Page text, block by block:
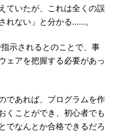
ていたが、これは全くの誤
れない」と分かる……。
示されるとのことで、事
ェアを把握する必要があっ
であれば、プログラムを作
くことができ、初心者でも
でなんとか合格できるだろ